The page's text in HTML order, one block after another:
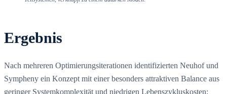
Ergebnis
Nach mehreren Optimierungsiterationen identifizierten Neuhof und
Sympheny ein Konzept mit einer besonders attraktiven Balance aus
geringer Systemkomplexität und niedrigen Lebenszykluskosten: